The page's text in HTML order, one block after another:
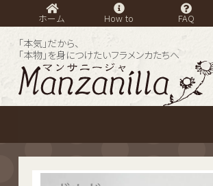
ホーム How to FAQ
「本気」だから、
「本物」を身につけたいフラメンカたちへ